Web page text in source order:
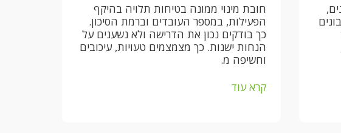
חובת מינוי ממונה בטיחות תלויה בהיקף
הפעילות, במספר העובדים וברמת הסיכון.
כך בודקים נכון את הדרישה ולא נשענים על
הנחות ישנות. כך מצמצמים טעויות, עיכובים
וחשיפה מ.
קרא עוד